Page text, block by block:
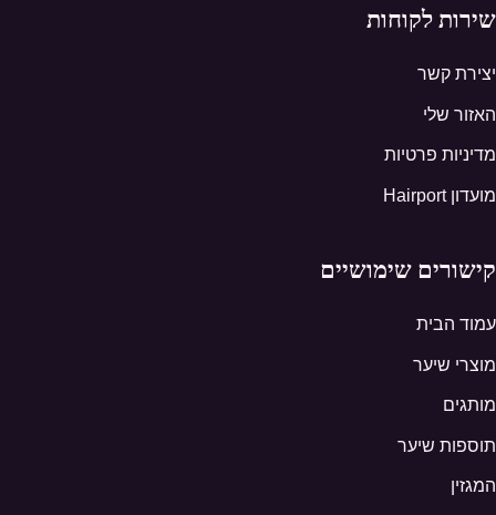
שירות לקוחות
יצירת קשר
האזור שלי
מדיניות פרטיות
מועדון Hairport
קישורים שימושיים
עמוד הבית
מוצרי שיער
מותגים
תוספות שיער
המגזין